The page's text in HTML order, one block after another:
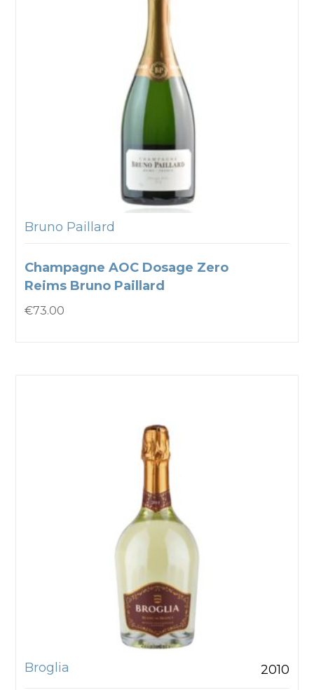
Bruno Paillard
Champagne AOC Dosage Zero
Reims Bruno Paillard
€73.00
Broglia 2010